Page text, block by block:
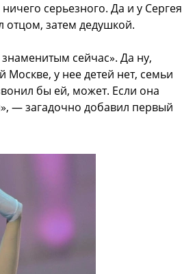
серьезного. Да и у Сергея
отцом, затем дедушкой.
сейчас». Да ну,
Москве, у нее детей нет, семьи
бы ей, может. Если она
— загадочно добавил первый